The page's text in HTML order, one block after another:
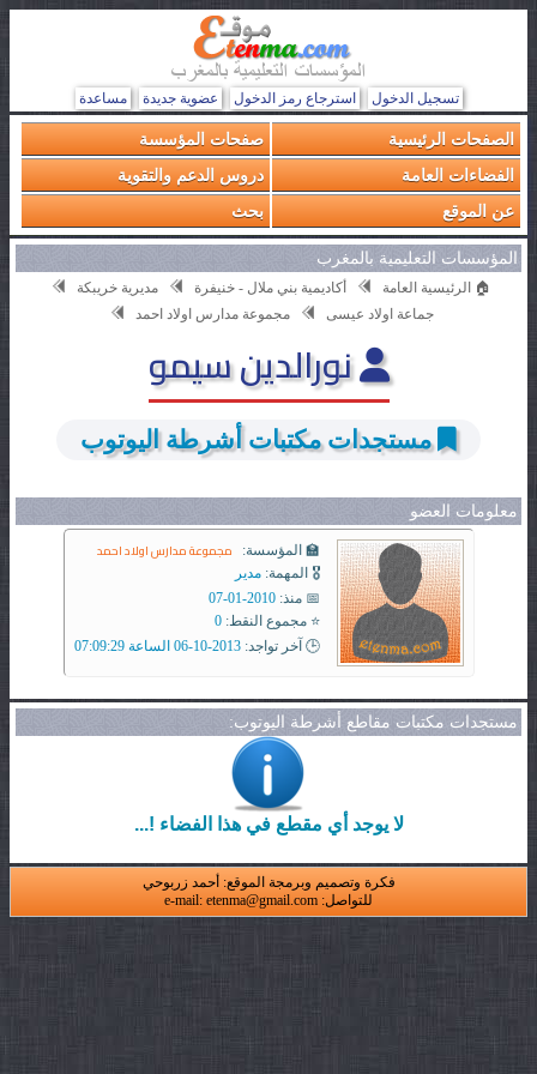
تسجيل الدخول استرجاع رمز الدخول عضوية جديدة مساعدة
الصفحات الرئيسية
صفحات المؤسسة
الفضاءات العامة
دروس الدعم والتقوية
عن الموقع
بحث
المؤسسات التعليمية بالمغرب
🏠 الرئيسية العامة أكاديمية بني ملال - خنيفرة
مديرية خريبكة
جماعة اولاد عيسى
مجموعة مدارس اولاد احمد
نورالدين سيمو
مستجدات مكتبات أشرطة اليوتوب
معلومات العضو
🏫 المؤسسة: مجموعة مدارس اولاد احمد
🎖️ المهمة: مدير
📅 منذ: 2010-01-07
⭐ مجموع النقط: 0
🕒 آخر تواجد: 2013-10-06 الساعة 07:09:29
مستجدات مكتبات مقاطع أشرطة اليوتوب:
لا يوجد أي مقطع في هذا الفضاء !...
فكرة وتصميم وبرمجة الموقع: أحمد زربوحي
للتواصل: e-mail: etenma@gmail.com